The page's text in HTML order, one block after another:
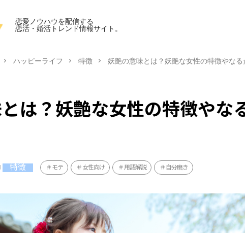
恋愛ノウハウを配信する
恋活・婚活トレンド情報サイト。
ハッピーライフ 特徴 妖艶の意味とは？妖艶な女性の特徴やなる
は？妖艶な女性の特徴やな
特徴 モテ 女性向け 用語解説 自分磨き